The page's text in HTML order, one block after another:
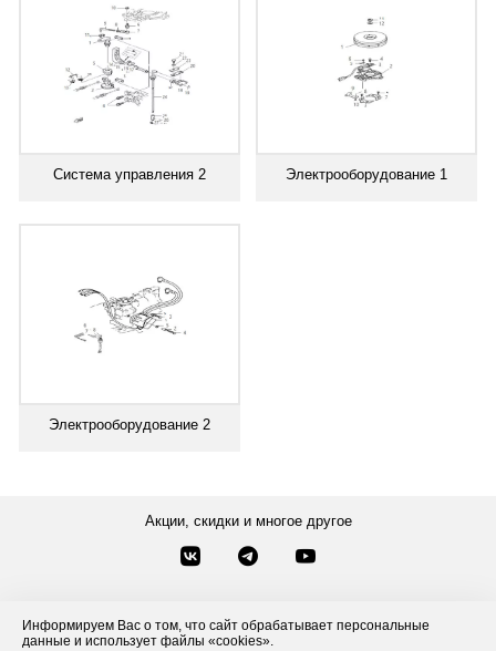
Информируем Вас о том, что сайт обрабатывает персональные
данные и использует файлы «cookies».
Система управления 2 Электрооборудование 1
Электрооборудование 2
Акции, скидки и многое другое
Контакты
Посмотреть другие способы связи